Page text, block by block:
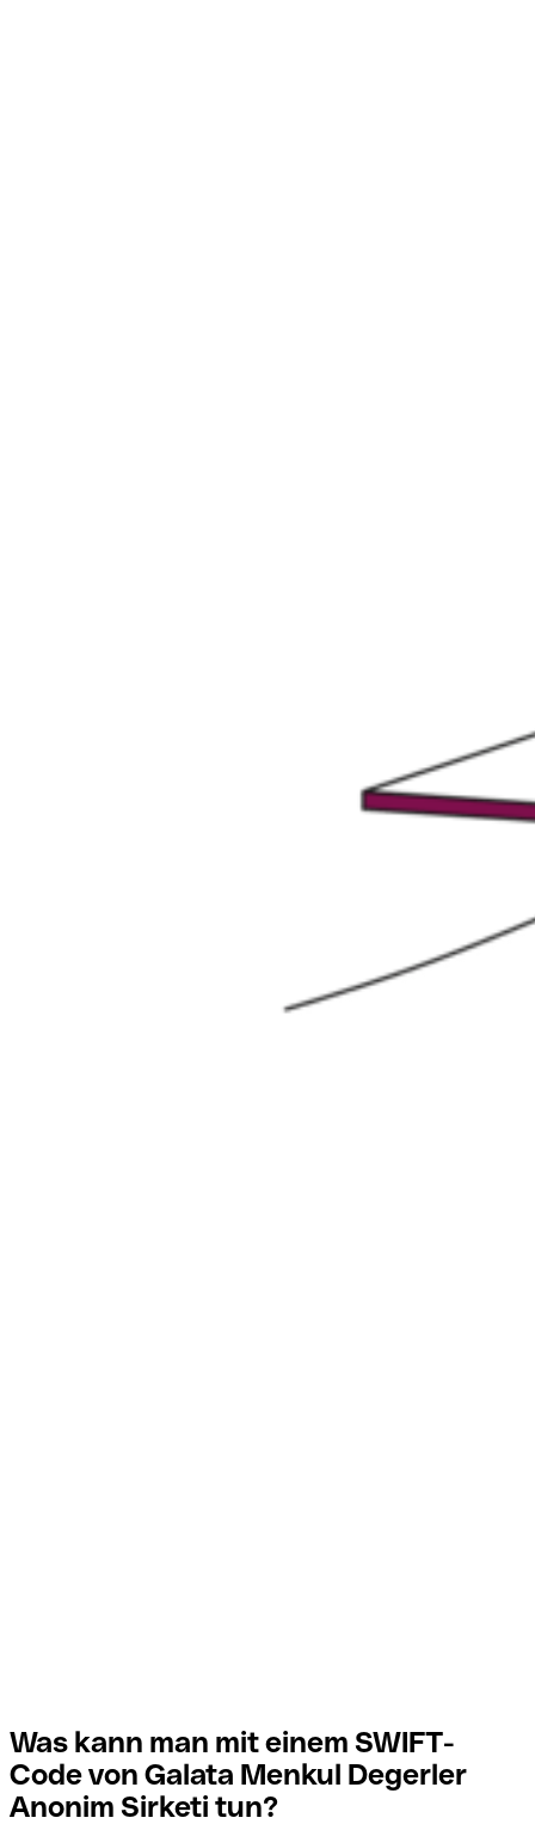
Was kann man mit einem SWIFT-
Code von Galata Menkul Degerler
Anonim Sirketi tun?